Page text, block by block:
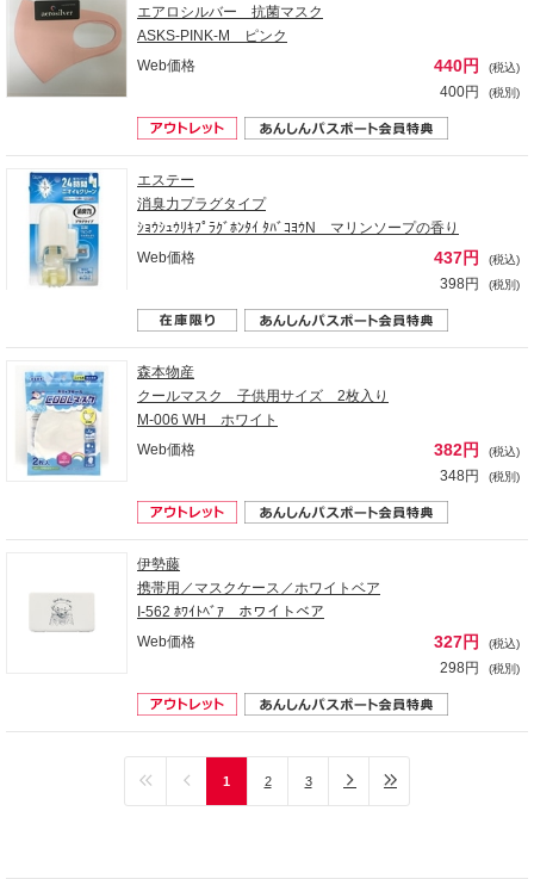
エアロシルバー 抗菌マスク
ASKS-PINK-M ピンク
Web価格
440円 (税込)
400円 (税別)
エステー
消臭力プラグタイプ
ｼｮｳｼｭｳﾘｷﾌﾟﾗｸﾞﾎﾝﾀｲ ﾀﾊﾞｺﾖｳN マリンソープの香り
Web価格
437円 (税込)
398円 (税別)
森本物産
クールマスク 子供用サイズ 2枚入り
M-006 WH ホワイト
Web価格
382円 (税込)
348円 (税別)
伊勢藤
携帯用／マスクケース／ホワイトベア
I-562 ﾎﾜｲﾄﾍﾞｱ ホワイトベア
Web価格
327円 (税込)
298円 (税別)
1 2 3